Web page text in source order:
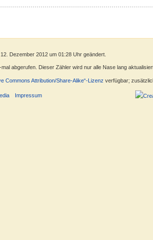
Dezember 2012 um 01:28 Uhr geändert.
abgerufen. Dieser Zähler wird nur alle Nase lang
Commons Attribution/Share-Alike“-Lizenz verfügbar;
Impressum